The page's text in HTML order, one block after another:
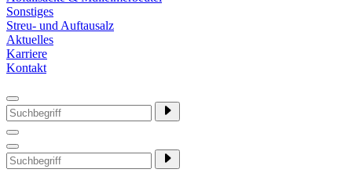
Sonstiges
Streu- und Auftausalz
Aktuelles
Karriere
Kontakt